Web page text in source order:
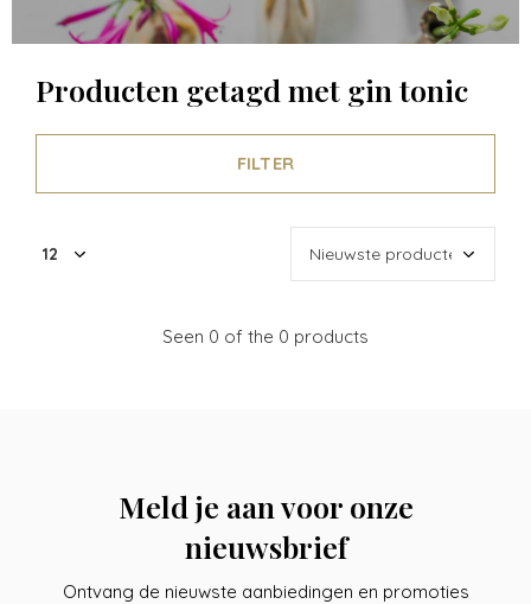
Producten getagd met gin tonic
FILTER
Seen 0 of the 0 products
Meld je aan voor onze
nieuwsbrief
Ontvang de nieuwste aanbiedingen en promoties